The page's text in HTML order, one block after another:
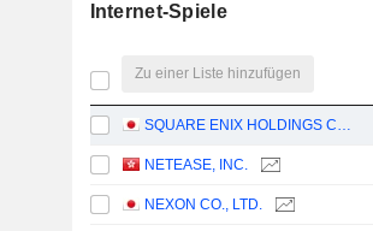
Internet-Spiele
Zu einer Liste hinzufügen
SQUARE ENIX HOLDINGS CO., LTD.
NETEASE, INC.
NEXON CO., LTD.